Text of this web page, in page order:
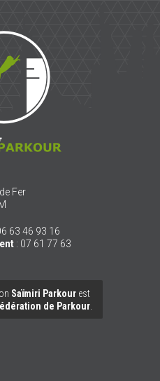
Saïmiri
Parkour
Fer
63 46 93 16
: 07 61 77 63
Saïmiri Parkourest
de Parkour.